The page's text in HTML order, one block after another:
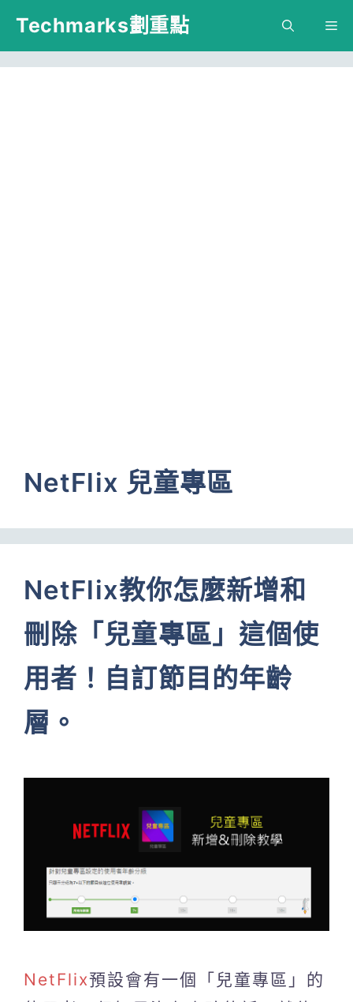
跳
主
Techmarks劃重點
NetFlix 兒童專區
NetFlix教你怎麼新增和
刪除「兒童專區」這個使
用者！自訂節目的年齡
層。
NetFlix預設會有一個「兒童專區」的